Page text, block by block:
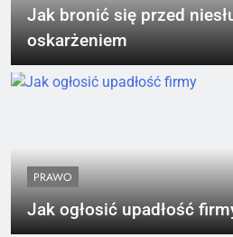
Jak bronić się przed
oskarżeniem
PRAWO
Jak ogłosić upadłość